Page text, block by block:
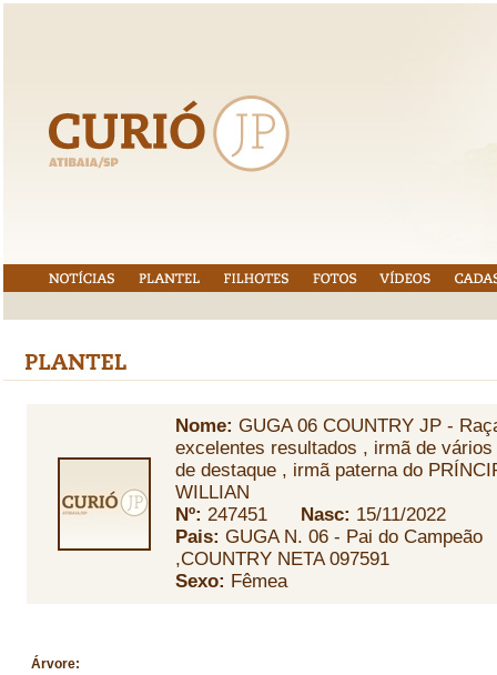
Nome: GUGA 06 COUNTRY JP -
excelentes resultados , irmã de
de destaque , irmã paterna do
WILLIAN
Nº: 247451 Nasc: 15/11/2022
Pais: GUGA N. 06 - Pai do Campeão
,COUNTRY NETA 097591
Sexo: Fêmea
Árvore: